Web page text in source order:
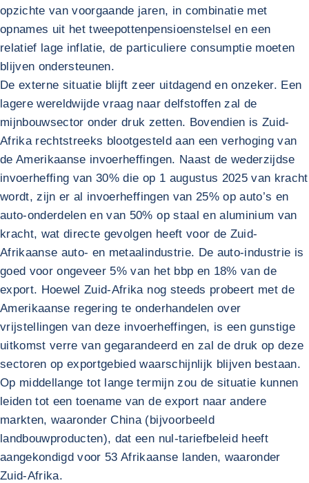
opzichte van voorgaande jaren, in combinatie met
opnames uit het tweepottenpensioenstelsel en een
relatief lage inflatie, de particuliere consumptie moeten
blijven ondersteunen.
De externe situatie blijft zeer uitdagend en onzeker. Een
lagere wereldwijde vraag naar delfstoffen zal de
mijnbouwsector onder druk zetten. Bovendien is Zuid-
Afrika rechtstreeks blootgesteld aan een verhoging van
de Amerikaanse invoerheffingen. Naast de wederzijdse
invoerheffing van 30% die op 1 augustus 2025 van kracht
wordt, zijn er al invoerheffingen van 25% op auto’s en
auto-onderdelen en van 50% op staal en aluminium van
kracht, wat directe gevolgen heeft voor de Zuid-
Afrikaanse auto- en metaalindustrie. De auto-industrie is
goed voor ongeveer 5% van het bbp en 18% van de
export. Hoewel Zuid-Afrika nog steeds probeert met de
Amerikaanse regering te onderhandelen over
vrijstellingen van deze invoerheffingen, is een gunstige
uitkomst verre van gegarandeerd en zal de druk op deze
sectoren op exportgebied waarschijnlijk blijven bestaan.
Op middellange tot lange termijn zou de situatie kunnen
leiden tot een toename van de export naar andere
markten, waaronder China (bijvoorbeeld
landbouwproducten), dat een nul-tariefbeleid heeft
aangekondigd voor 53 Afrikaanse landen, waaronder
Zuid-Afrika.